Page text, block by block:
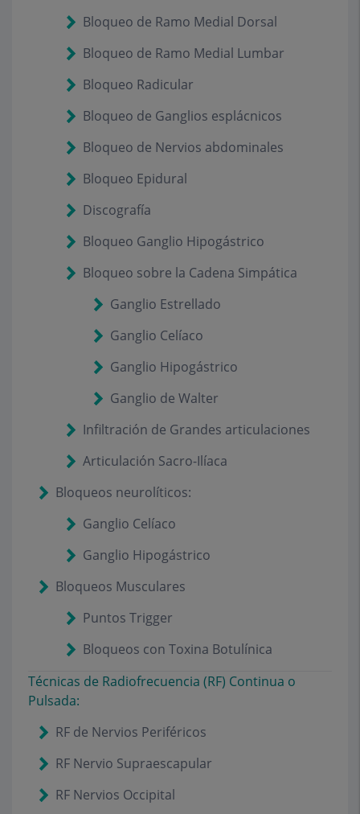
Bloqueo de Ramo Medial Dorsal
Bloqueo de Ramo Medial Lumbar
Bloqueo Radicular
Bloqueo de Ganglios esplácnicos
Bloqueo de Nervios abdominales
Bloqueo Epidural
Discografía
Bloqueo Ganglio Hipogástrico
Bloqueo sobre la Cadena Simpática
Ganglio Estrellado
Ganglio Celíaco
Ganglio Hipogástrico
Ganglio de Walter
Infiltración de Grandes articulaciones
Articulación Sacro-Ilíaca
Bloqueos neurolíticos:
Ganglio Celíaco
Ganglio Hipogástrico
Bloqueos Musculares
Puntos Trigger
Bloqueos con Toxina Botulínica
Técnicas de Radiofrecuencia (RF) Continua o
Pulsada:
RF de Nervios Periféricos
RF Nervio Supraescapular
RF Nervios Occipital